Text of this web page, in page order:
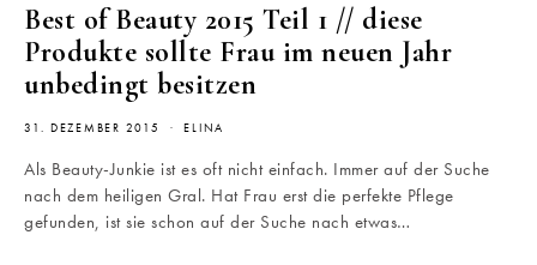
Best of Beauty 2015 Teil 1 // diese
Produkte sollte Frau im neuen Jahr
unbedingt besitzen
31. DEZEMBER 2015 ELINA
Als Beauty-Junkie ist es oft nicht einfach. Immer auf der Suche
nach dem heiligen Gral. Hat Frau erst die perfekte Pflege
gefunden, ist sie schon auf der Suche nach etwas…